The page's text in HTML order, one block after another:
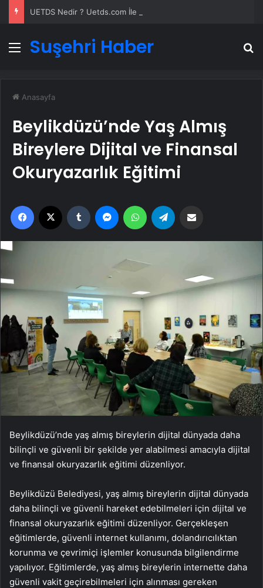
Menü
Suşehri Haber
Anasayfa
Beylikdüzü’nde Yaş Almış
Bireylere Dijital ve Finansal
Okuryazarlık Eğitimi
Facebook Tumblr MessengerWhatsApp
Beylikdüzü’nde yaş almış bireylerin dijital dünyada daha
bilinçli ve güvenli bir şekilde yer alabilmesi amacıyla dijital
ve finansal okuryazarlık eğitimi düzenliyor.
Beylikdüzü Belediyesi, yaş almış bireylerin dijital dünyada
daha bilinçli ve güvenli hareket edebilmeleri için dijital ve
finansal okuryazarlık eğitimi düzenliyor. Gerçekleşen
eğitimlerde, güvenli internet kullanımı, dolandırıcılıktan
korunma ve çevrimiçi işlemler konusunda bilgilendirme
yapılıyor. Eğitimlerde, yaş almış bireylerin internette daha
güvenli vakit geçirebilmeleri için alınması gereken